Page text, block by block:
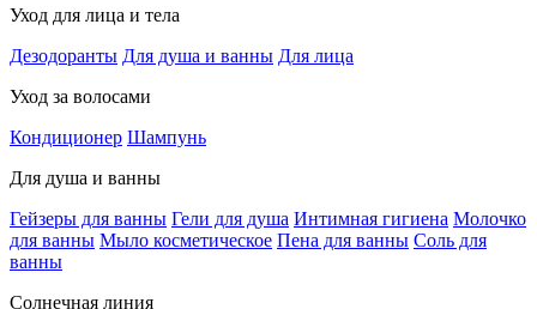
Уход для лица и тела
Дезодоранты Для душа и ванны Для лица
Уход за волосами
Кондиционер Шампунь
Для душа и ванны
Гейзеры для ванны Гели для душа Интимная гигиена Молочко
для ванны Мыло косметическое Пена для ванны Соль для
ванны
Солнечная линия